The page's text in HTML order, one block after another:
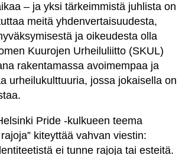
– ja yksi tärkeimmistä juhlista on
meitä yhdenvertaisuudesta,
ja oikeudesta olla
Kuurojen Urheiluliitto (SKUL)
rakentamassa avoimempaa ja
urheilukulttuuria, jossa jokaisella on
Pride -kulkueen teema
kiteyttää vahvan viestin:
ei tunne rajoja tai esteitä.